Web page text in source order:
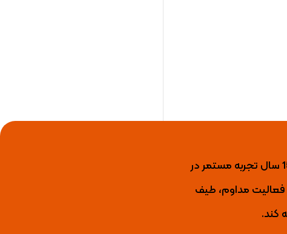
نانو اکریلیک تولید کننده برتر عایق رطوبتی، رنگ نما، رنگ و عایق استخری، انواع لاک و گروت اپوکسی با بیش از 15 سال تجربه مستمر در
15 سال فعالیت مداوم، طیف
کند.